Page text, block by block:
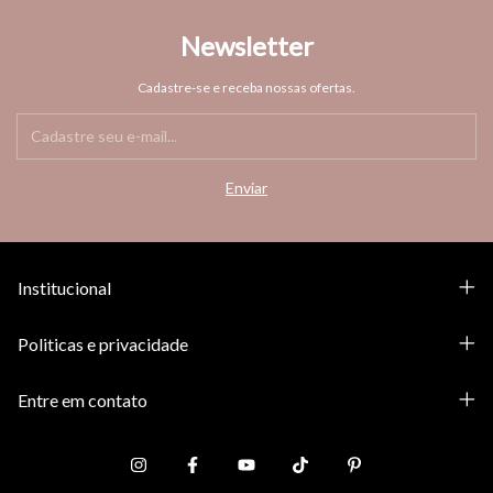
Newsletter
Cadastre-se e receba nossas ofertas.
Institucional
Politicas e privacidade
Entre em contato